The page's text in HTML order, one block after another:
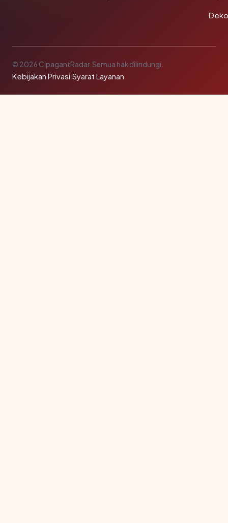
© 2026 CipagantRadar. Semua hak dilindungi.
Kebijakan Privasi·Syarat Layanan